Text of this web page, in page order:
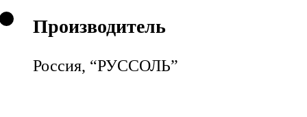
Производитель
Россия, “РУССОЛЬ”